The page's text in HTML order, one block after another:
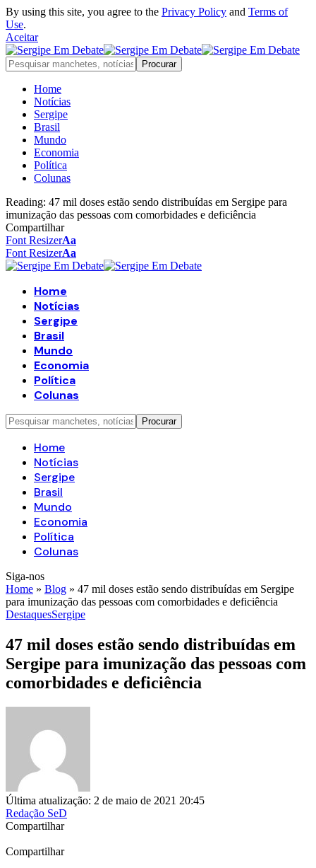
By using this site, you agree to the Privacy Policy and Terms of
Use.
Aceitar
Home
Notícias
Sergipe
Brasil
Mundo
Economia
Política
Colunas
Reading: 47 mil doses estão sendo distribuídas em Sergipe para
imunização das pessoas com comorbidades e deficiência
Compartilhar
Font ResizerAa
Font ResizerAa
Home
Notícias
Sergipe
Brasil
Mundo
Economia
Política
Colunas
Home
Notícias
Sergipe
Brasil
Mundo
Economia
Política
Colunas
Siga-nos
Home » Blog » 47 mil doses estão sendo distribuídas em Sergipe
para imunização das pessoas com comorbidades e deficiência
DestaquesSergipe
47 mil doses estão sendo distribuídas em
Sergipe para imunização das pessoas com
comorbidades e deficiência
Última atualização: 2 de maio de 2021 20:45
Redação SeD
Compartilhar
Compartilhar